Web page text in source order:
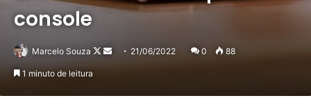
console
Marcelo Souza
Follow
Mande21/06/2022 0 88
1 minuto de leitura